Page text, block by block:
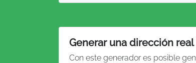
Generar una dirección
Con este generador es posible